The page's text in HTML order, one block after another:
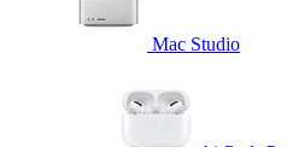
Mac Studio